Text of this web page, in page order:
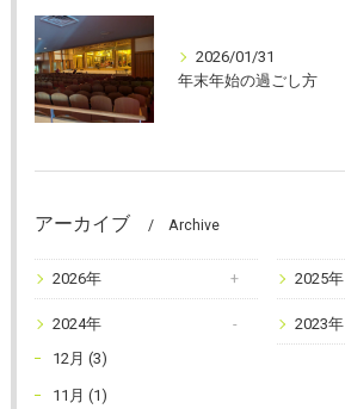
2026/01/31
年末年始の過ごし方
アーカイブ Archive
2026年 2025年
2024年
12月 (3)
11月 (1)
2023年